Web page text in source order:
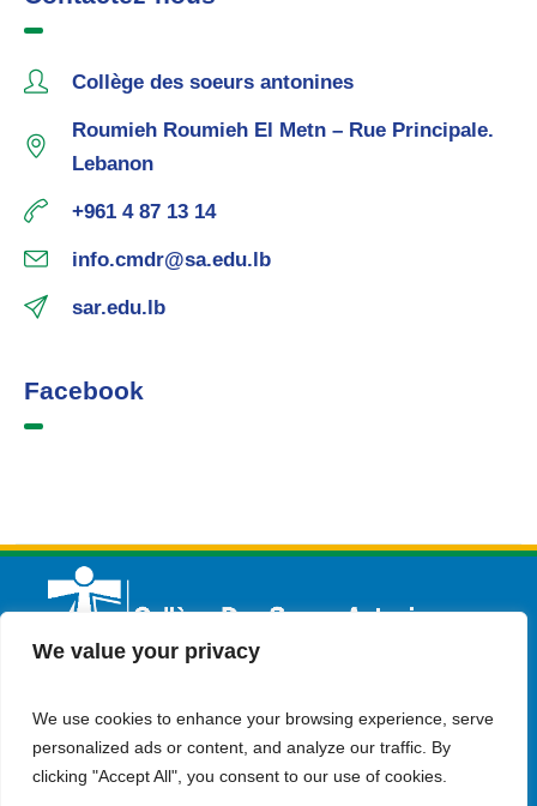
We value your privacy
We use cookies to enhance your browsing experience, serve
personalized ads or content, and analyze our traffic. By
clicking "Accept All", you consent to our use of cookies.
Collège des soeurs antonines
Roumieh Roumieh El Metn – Rue Principale.
Lebanon
+961 4 87 13 14
info.cmdr@sa.edu.lb
sar.edu.lb
Facebook
Français Admission Contactez-nous